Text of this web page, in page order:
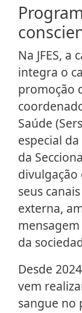
Na JFES,
integra o
promoção
Saúde
especial
da
divulgação
seus
externa,
da
Desde
vem
sangue no